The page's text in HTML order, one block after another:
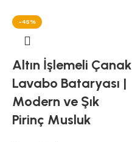
-45%
Altın İşlemeli Çanak
Lavabo Bataryası |
Modern ve Şık
Pirinç Musluk